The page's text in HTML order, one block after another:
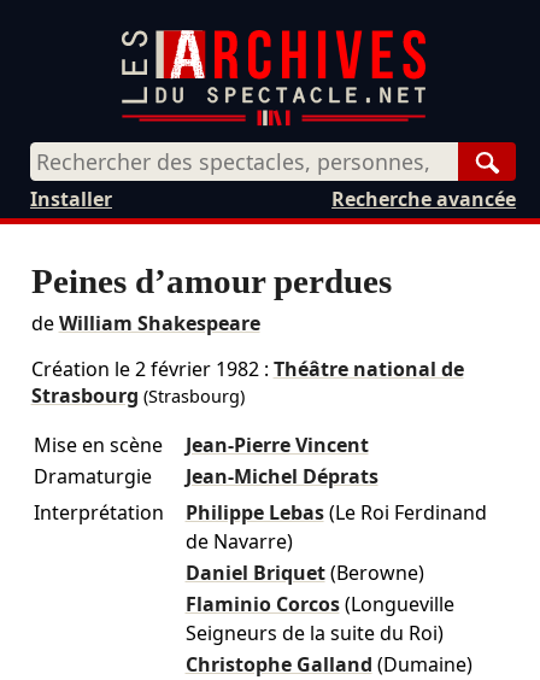
Recherche avancée
Installer
Peines d’amour perdues
deWilliam Shakespeare
Création le2 février 1982: Théâtre national de
Strasbourg (Strasbourg)
Mise en scène
Jean-Pierre Vincent
Dramaturgie
Jean-Michel Déprats
Interprétation
Philippe Lebas (Le Roi Ferdinand
de Navarre)
Daniel Briquet (Berowne)
Flaminio Corcos (Longueville
Seigneurs de la suite du Roi)
Christophe Galland (Dumaine)